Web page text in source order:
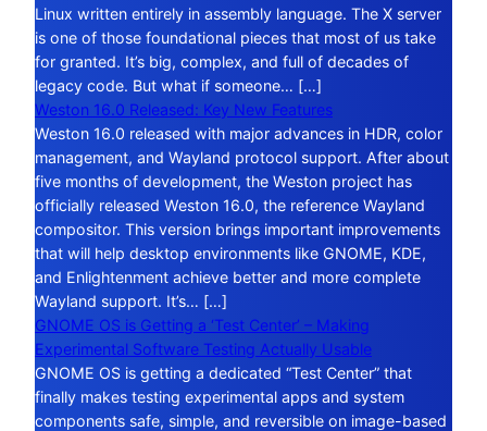
Linux written entirely in assembly language. The X server
is one of those foundational pieces that most of us take
for granted. It’s big, complex, and full of decades of
legacy code. But what if someone… […]
Weston 16.0 Released: Key New Features
Weston 16.0 released with major advances in HDR, color
management, and Wayland protocol support. After about
five months of development, the Weston project has
officially released Weston 16.0, the reference Wayland
compositor. This version brings important improvements
that will help desktop environments like GNOME, KDE,
and Enlightenment achieve better and more complete
Wayland support. It’s… […]
GNOME OS is Getting a ‘Test Center’ – Making
Experimental Software Testing Actually Usable
GNOME OS is getting a dedicated “Test Center” that
finally makes testing experimental apps and system
components safe, simple, and reversible on image-based